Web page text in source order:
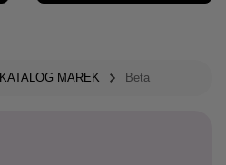
KATALOG MAREK Beta